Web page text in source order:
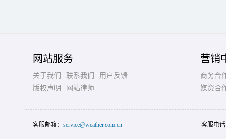
网站服务
关于我们 联系我们
用户反馈
版权声明
网站律师
营销
商务合
媒资合
客服邮箱： service@weather.com.cn 客服电